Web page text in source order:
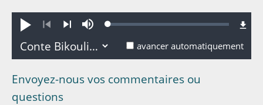
Jouer
PrécédentSuivant
SourdineLoaded:
avancer automatiquement
Envoyez-nous vos commentaires ou
questions